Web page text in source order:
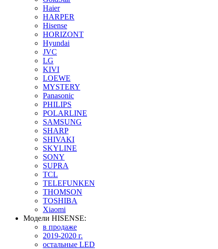
Haier
HARPER
Hisense
HORIZONT
Hyundai
JVC
LG
KIVI
LOEWE
MYSTERY
Panasonic
PHILIPS
POLARLINE
SAMSUNG
SHARP
SHIVAKI
SKYLINE
SONY
SUPRA
TCL
TELEFUNKEN
THOMSON
TOSHIBA
Xiaomi
Модели HISENSE:
в продаже
2019-2020 г.
остальные LED